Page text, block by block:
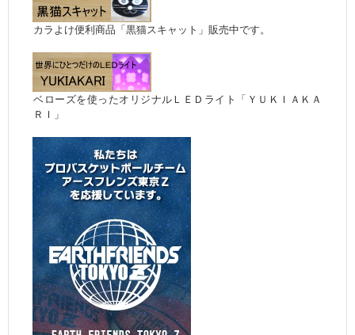
カラよけ便利商品「黒猫スキャット」販売中です。
ベローズを使ったオリジナルＬＥＤライト「ＹＵＫＩＡＫＡ
ＲＩ」